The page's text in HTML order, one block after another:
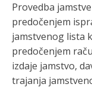
Provedba
predočenjem
jamstvenog lista
predočenjem
izdaje jamstvo,
trajanja